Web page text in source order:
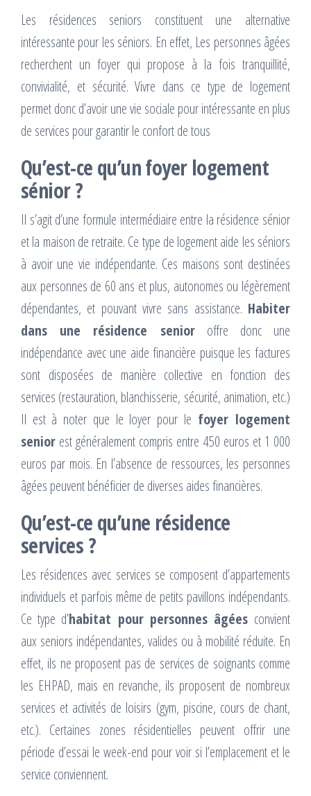
Les résidences seniors constituent une alternative
intéressante pour les séniors. En effet, Les personnes âgées
recherchent un foyer qui propose à la fois tranquillité,
convivialité, et sécurité. Vivre dans ce type de logement
permet donc d’avoir une vie sociale pour intéressante en plus
de services pour garantir le confort de tous
Qu’est-ce qu’un foyer logement
sénior ?
Il s’agit d’une formule intermédiaire entre la résidence sénior
et la maison de retraite. Ce type de logement aide les séniors
à avoir une vie indépendante. Ces maisons sont destinées
aux personnes de 60 ans et plus, autonomes ou légèrement
dépendantes, et pouvant vivre sans assistance. Habiter
dans une résidence senioroffre donc une
indépendance avec une aide financière puisque les factures
sont disposées de manière collective en fonction des
services (restauration, blanchisserie, sécurité, animation, etc.)
Il est à noter que le loyer pour le foyer logement
senior est généralement compris entre 450 euros et 1 000
euros par mois. En l’absence de ressources, les personnes
âgées peuvent bénéficier de diverses aides financières.
Qu’est-ce qu’une résidence
services ?
Les résidences avec services se composent d’appartements
individuels et parfois même de petits pavillons indépendants.
Ce type d’habitat pour personnes âgées convient
aux seniors indépendantes, valides ou à mobilité réduite. En
effet, ils ne proposent pas de services de soignants comme
les EHPAD, mais en revanche, ils proposent de nombreux
services et activités de loisirs (gym, piscine, cours de chant,
etc.). Certaines zones résidentielles peuvent offrir une
période d’essai le week-end pour voir si l’emplacement et le
service conviennent.